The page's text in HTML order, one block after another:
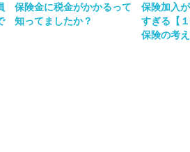
保険金に税金がかかるって
知ってましたか？
保険加入
すぎる【
保険の考え